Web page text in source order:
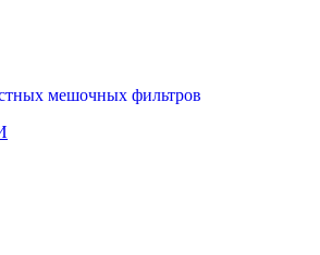
мешочных фильтров